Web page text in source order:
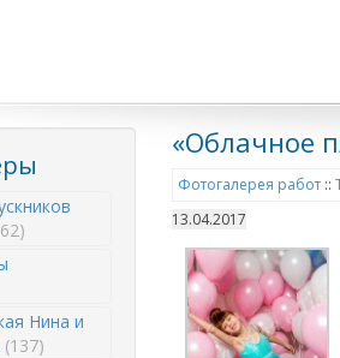
Нина и
(137)
«Облачное
Фотогалерея работ::
13.04.2017